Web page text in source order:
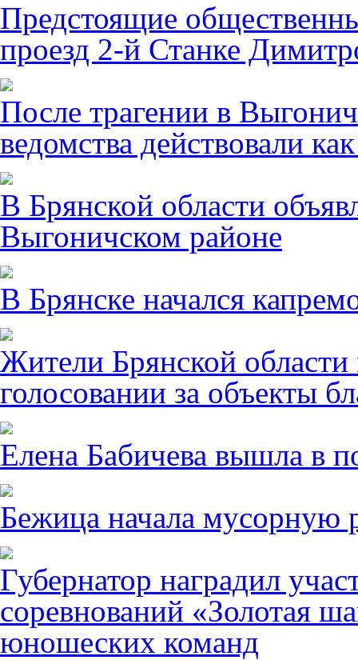
Предстоящие
проезд 2-й Станке
После трагении в
ведомства действовали
В Брянской области
Выгоничском районе
В Брянске начался
Жители Брянской области
голосовании за объекты
Елена Бабичева вышла в
Бежица начала мусорную
Губернатор наградил
соревнований «Золотая
юношеских команд